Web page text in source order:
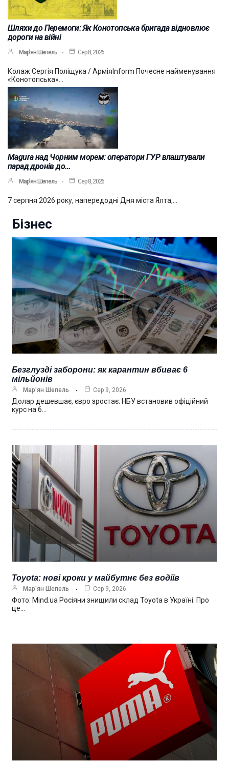
Шляхи до Перемоги: Як Конотопська бригада відновлює
дороги на війні
Мар’ян Шепель Сер 8, 2026
Колаж Сергія Поліщука / АрміяInform Почесне найменування
«Конотопська»…
Magura над Чорним морем: оператори ГУР влаштували
парад дронів до…
Мар’ян Шепель Сер 8, 2026
7 серпня 2026 року, напередодні Дня міста Ялта,…
Бізнес
Безглузді заборони: як карантин вбиває 6
мільйонів
Мар’ян Шепель Сер 9, 2026
Долар дешевшає, євро зростає: НБУ встановив офіційний
курс на 6…
Toyota: нові кроки у майбутнє без водіїв
Мар’ян Шепель Сер 9, 2026
Фото: Mind.ua Росіяни знищили склад Toyota в Україні. Про
це…